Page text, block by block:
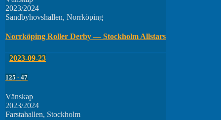
2023/2024
Sandbyhovshallen, Norrköping
Norrköping Roller Derby — Stockholm Allstars
2023-09-23
125 - 47
Vänskap
2023/2024
Farstahallen, Stockholm